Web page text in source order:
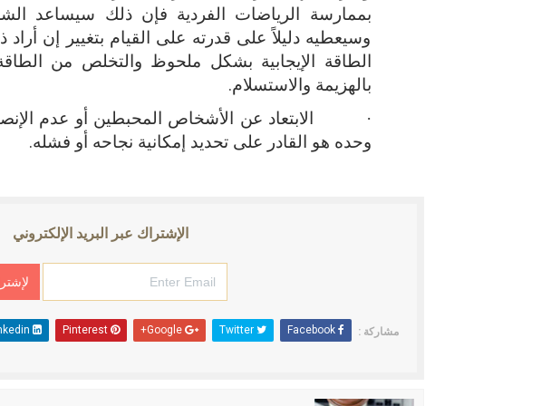
بممارسة الرياضات الفردية فإن ذلك سيساعد
وسيعطيه دليلاً على قدرته على القيام بتغيير إن أراد
الطاقة الإيجابية بشكل ملحوظ والتخلص من
بالهزيمة والاستسلام.
·
الابتعاد عن الأشخاص المحبطين أو عدم
وحده هو القادر على تحديد إمكانية نجاحه أو فشله.
الإشتراك عبر البريد الإلكتروني
مشاركة : Facebook
Twitter
Google+
Pinterest